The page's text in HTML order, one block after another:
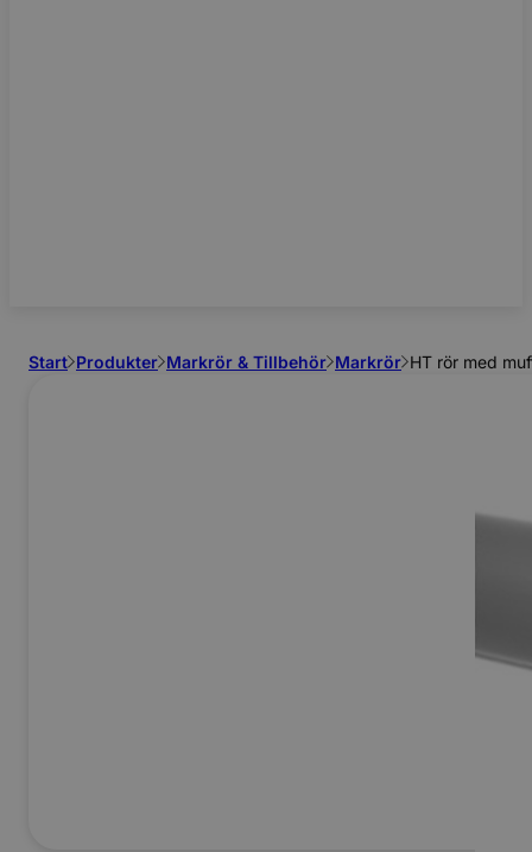
Start Produkter Markrör & Tillbehör Markrör HT rör med